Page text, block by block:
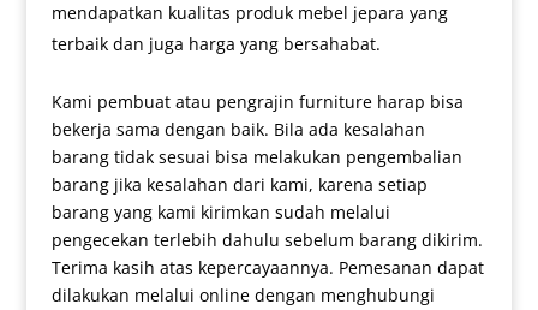
mendapatkan kualitas produk mebel jepara yang
terbaik dan juga harga yang bersahabat.
Kami pembuat atau pengrajin furniture harap bisa
bekerja sama dengan baik. Bila ada kesalahan
barang tidak sesuai bisa melakukan pengembalian
barang jika kesalahan dari kami, karena setiap
barang yang kami kirimkan sudah melalui
pengecekan terlebih dahulu sebelum barang dikirim.
Terima kasih atas kepercayaannya. Pemesanan dapat
dilakukan melalui online dengan menghubungi